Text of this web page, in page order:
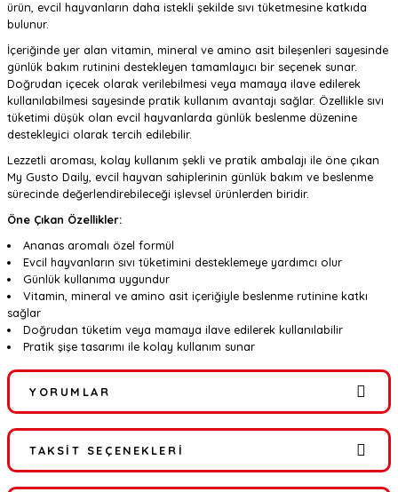
ürün, evcil hayvanların daha istekli şekilde sıvı tüketmesine katkıda
bulunur.
İçeriğinde yer alan vitamin, mineral ve amino asit bileşenleri sayesinde
günlük bakım rutinini destekleyen tamamlayıcı bir seçenek sunar.
Doğrudan içecek olarak verilebilmesi veya mamaya ilave edilerek
kullanılabilmesi sayesinde pratik kullanım avantajı sağlar. Özellikle sıvı
tüketimi düşük olan evcil hayvanlarda günlük beslenme düzenine
destekleyici olarak tercih edilebilir.
Lezzetli aroması, kolay kullanım şekli ve pratik ambalajı ile öne çıkan
My Gusto Daily, evcil hayvan sahiplerinin günlük bakım ve beslenme
sürecinde değerlendirebileceği işlevsel ürünlerden biridir.
Öne Çıkan Özellikler:
Ananas aromalı özel formül
Evcil hayvanların sıvı tüketimini desteklemeye yardımcı olur
Günlük kullanıma uygundur
Vitamin, mineral ve amino asit içeriğiyle beslenme rutinine katkı
sağlar
Doğrudan tüketim veya mamaya ilave edilerek kullanılabilir
Pratik şişe tasarımı ile kolay kullanım sunar
YORUMLAR
Bu ürüne ilk yorumu siz yapın!
TAKSIT SEÇENEKLERI